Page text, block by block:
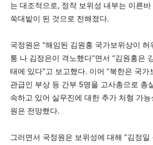
는 대조적으로, 정작 보위성 내부는 이른바
쑥대밭이 된 것으로 전해졌다.
국정원은 “해임된 김원홍 국가보위상이 허
통 나 김정은이 격노했다”면서 “김원홍은
태에 있다”고 보고했다. 이어 “북한은 국
관급인 부상 등 간부 5명을 고사총으로 총
속하고 있어 실무진에 대한 추가 처형 가능
원은 전망했다.
그러면서 국정원은 보위성에 대해 “김정일